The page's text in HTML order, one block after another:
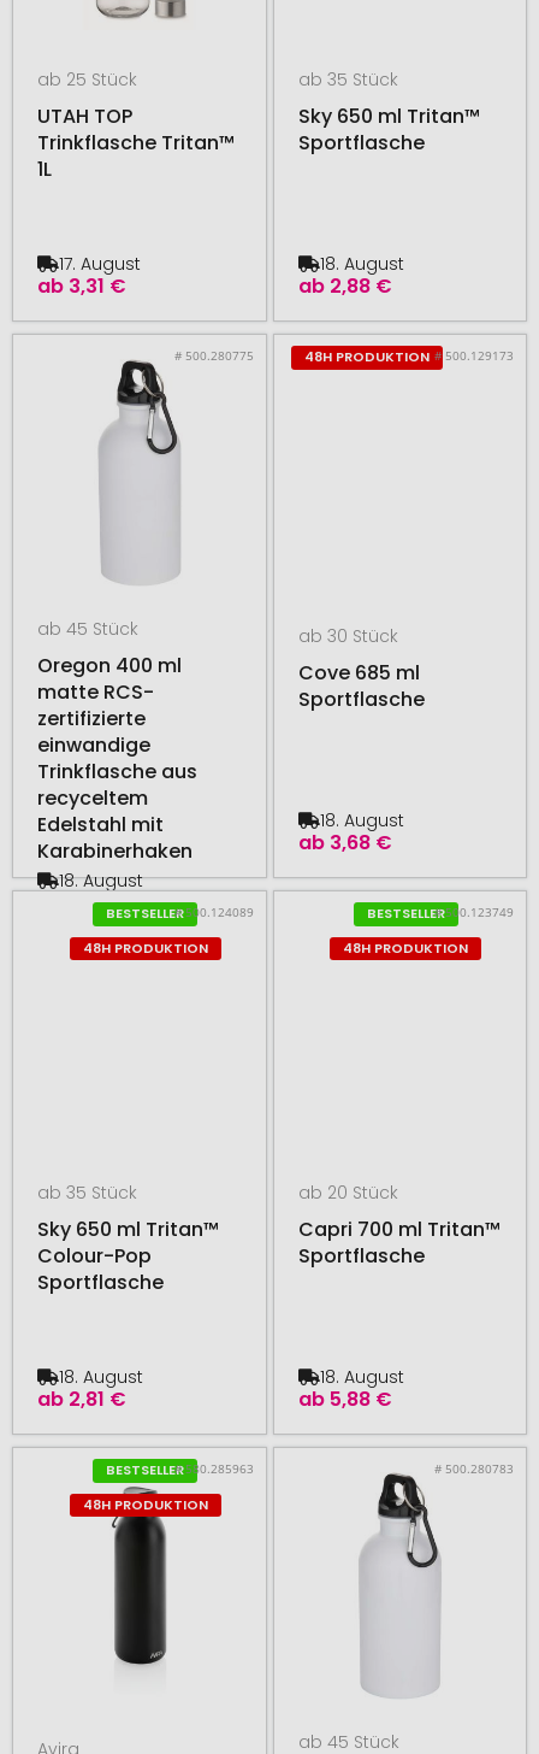
ab 25 Stück
UTAH TOP
Trinkflasche Tritan™
1L
ab 3,31 €
17. August
ab 35 Stück
Sky 650 ml Tritan™
Sportflasche
ab 2,88 €
18. August
# 500.280775
ab 45 Stück
Oregon 400 ml
matte RCS-
zertifizierte
einwandige
Trinkflasche aus
recyceltem
Edelstahl mit
Karabinerhaken
2,06 €
18. August
48H PRODUKTION # 500.129173
ab 30 Stück
Cove 685 ml
Sportflasche
ab 3,68 €
18. August
BESTSELLER
48H PRODUKTION
# 500.124089
ab 35 Stück
Sky 650 ml Tritan™
Colour-Pop
Sportflasche
ab 2,81 €
18. August
BESTSELLER
48H PRODUKTION
# 500.123749
ab 20 Stück
Capri 700 ml Tritan™
Sportflasche
ab 5,88 €
18. August
BESTSELLER
48H PRODUKTION
# 580.285963
Avira
# 500.280783
ab 45 Stück